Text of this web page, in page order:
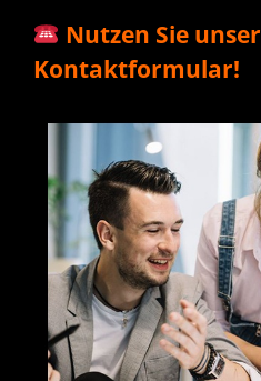
Nutzen Sie unser
Kontaktformular!